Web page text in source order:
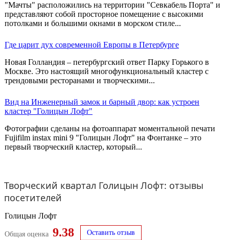
"Мачты" расположились на территории "Севкабель Порта" и
представляют собой просторное помещение с высокими
потолками и большими окнами в морском стиле...
Где царит дух современной Европы в Петербурге
Новая Голландия – петербургский ответ Парку Горького в
Москве. Это настоящий многофункциональный кластер с
трендовыми ресторанами и творческими...
Вид на Инженерный замок и барный двор: как устроен
кластер "Голицын Лофт"
Фотографии сделаны на фотоаппарат моментальной печати
Fujifilm instax mini 9 "Голицын Лофт" на Фонтанке – это
первый творческий кластер, который...
Творческий квартал Голицын Лофт: отзывы
посетителей
Голицын Лофт
Общая оценка 9.38 Оставить отзыв